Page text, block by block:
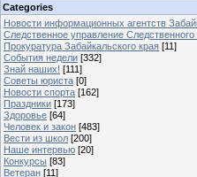
Categories
Новости информационных агентств
Следственное управление
Прокуратура Забайкальского края [11]
События недели [332]
Знай наших! [111]
Советы юриста [0]
Новости спорта [162]
Праздники [173]
Здоровье [64]
Человек и закон [483]
Вести из школ [200]
Наше интервью [20]
Конкурсы [83]
Ветеран [11]